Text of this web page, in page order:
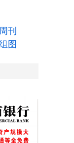
周刊
图